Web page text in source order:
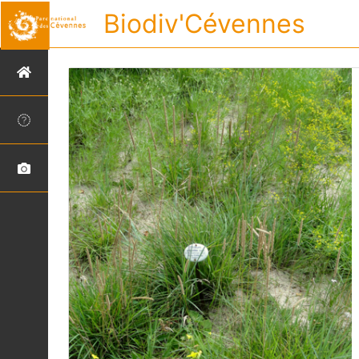
Biodiv'Cévennes